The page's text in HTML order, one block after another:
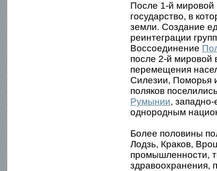
После 1-й мировой
государство, в
земли. Создание
реинтеграции
Воссоединение
после 2-й
перемещения
Силезии, Поморья
поляков
Румынии,
однородным
Более половины
Лодзь, Краков,
промышленности,
здравоохранения,